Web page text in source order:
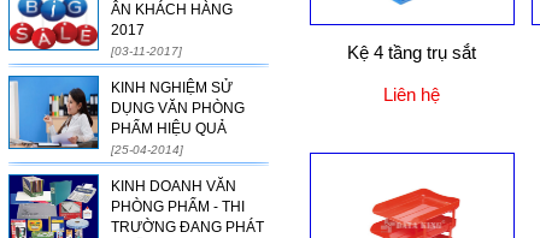
ÂN KHÁCH HÀNG
2017
[03-11-2017]
KINH NGHIỆM SỬ
DỤNG VĂN PHÒNG
PHẨM HIỆU QUẢ
[25-04-2014]
KINH DOANH VĂN
PHÒNG PHẨM - THI
TRƯỜNG ĐANG PHÁT
Kệ 4 tầng trụ sắt
Liên hệ